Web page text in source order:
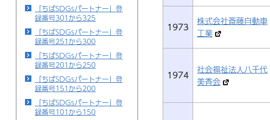
「ちばSDGsパートナー」登
録番号301から325
「ちばSDGsパートナー」登
録番号251から300
「ちばSDGsパートナー」登
録番号201から250
「ちばSDGsパートナー」登
録番号151から200
「ちばSDGsパートナー」登
録番号101から150
1973
株式会社斎藤自動車
工業
1974
社会福祉法人八千代
美香会